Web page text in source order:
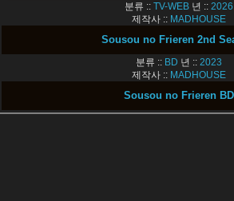
분류 :: TV-WEB년 :: 2026
제작사 :: MADHOUSE
Sousou no Frieren 2nd
분류 :: BD 년 :: 2023
제작사 :: MADHOUSE
Sousou no Frieren BD